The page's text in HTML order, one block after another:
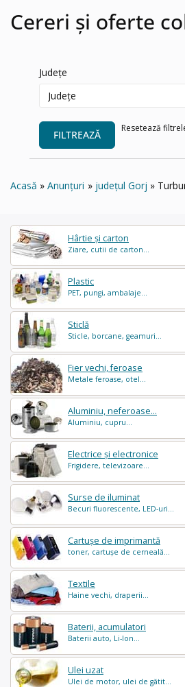
Cereri și oferte
Județe
FILTREAZĂ
Resetează
Acasă Anunțuri județul Gorj
Hârtie și carton
Ziare, cutii de carton...
Plastic
PET, pungi, ambalaje...
Sticlă
Sticle, borcane, geamuri...
Fier vechi, feroase
Metale feroase, otel...
Aluminiu, neferoase...
Aluminiu, cupru...
Electrice și electronice
Frigidere, televizoare...
Surse de iluminat
Becuri fluorescente, LED-uri...
Cartușe de imprimantă
toner, cartușe de cerneală...
Textile
Haine vechi, draperii...
Baterii, acumulatori
Baterii auto, Li-Ion...
Ulei uzat
Ulei de motor, ulei de gătit...